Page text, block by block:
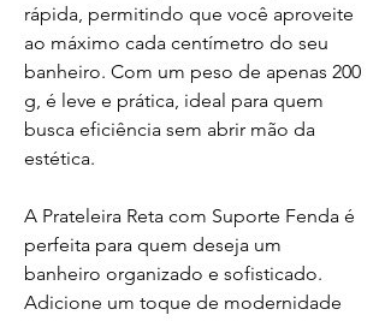
rápida, permitindo que você aproveite
ao máximo cada centímetro do seu
banheiro. Com um peso de apenas 200
g, é leve e prática, ideal para quem
busca eficiência sem abrir mão da
estética.
A Prateleira Reta com Suporte Fenda é
perfeita para quem deseja um
banheiro organizado e sofisticado.
Adicione um toque de modernidade